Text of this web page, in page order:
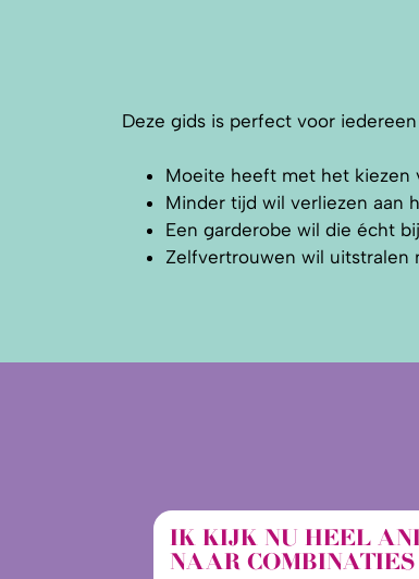
Deze gids is perfect voor
Moeite heeft met het kiezen
Minder tijd wil verliezen aan
Een garderobe wil die écht
Zelfvertrouwen wil uitstralen
IK KIJK NU HEEL
NAAR COMBINATIES